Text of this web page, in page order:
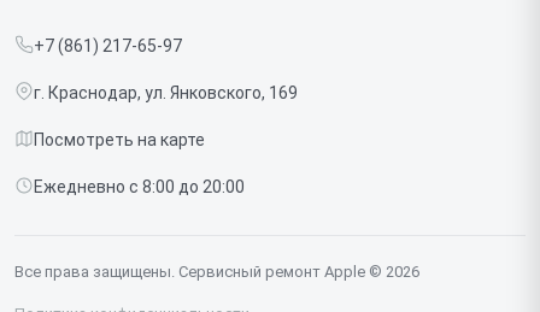
Срочный ремонт
Доставка и способы оплаты
Диагностика
Контакты
Studio Display
+7 (861) 217-65-97
г. Краснодар, ул. Янковского, 169
Посмотреть на карте
Ежедневно с 8:00 до 20:00
Все права защищены. Сервисный ремонт Apple © 2026